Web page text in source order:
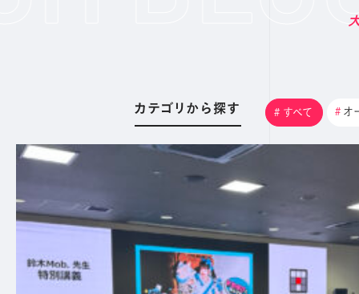
カテゴリから探す # すべて # オ